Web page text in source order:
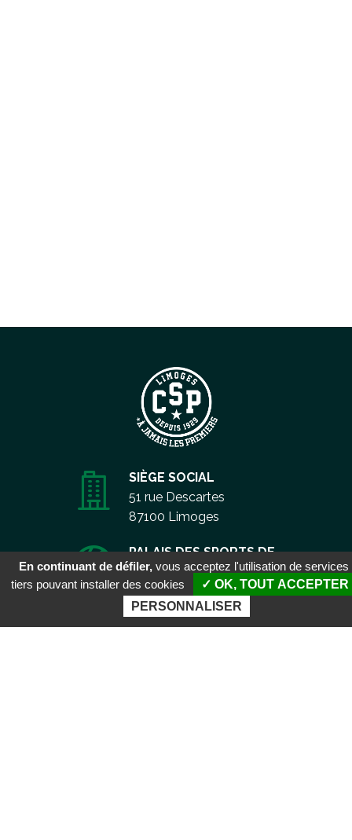
SIÈGE SOCIAL
51 rue Descartes
87100 Limoges
PALAIS DES SPORTS DE
BEAUBLANC
Boulevard de Beaublanc
87100 Limoges
En continuant de défiler, vous acceptez l'utilisation de services
tiers pouvant installer des cookies
✓ OK, TOUT ACCEPTER
PERSONNALISER